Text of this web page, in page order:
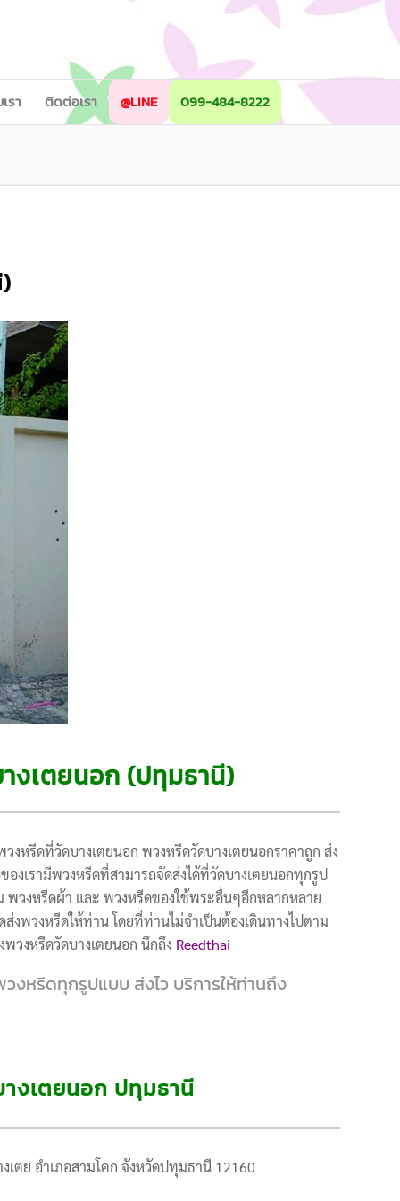
รา ติดต่อเรา @LINE 099-484-8222
งเตยนอก (ปทุมธานี)
หรีดที่วัดบางเตยนอก พวงหรีดวัดบางเตยนอกราคาถูก ส่ง
องเรามีพวงหรีดที่สามารถจัดส่งได้ที่วัดบางเตยนอกทุกรูป
วงหรีดผ้า และ พวงหรีดของใช้พระอื่นๆอีกหลากหลาย
งพวงหรีดให้ท่าน โดยที่ท่านไม่จำเป็นต้องเดินทางไปตาม
วงหรีดวัดบางเตยนอก นึกถึง Reedthai
งหรีดทุกรูปแบบ ส่งไว บริการให้ท่านถึง
งเตยนอก ปทุมธานี
ตย อำเภอสามโคก จังหวัดปทุมธานี 12160